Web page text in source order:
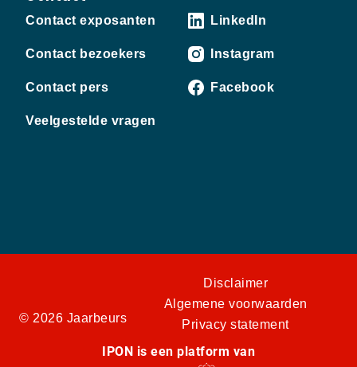
Contact exposanten
Contact bezoekers
Contact pers
Veelgestelde vragen
LinkedIn
Instagram
Facebook
© 2026 Jaarbeurs
Disclaimer
Algemene voorwaarden
Privacy statement
IPON is een platform van